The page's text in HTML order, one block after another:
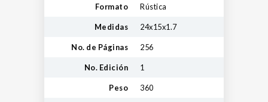
Formato Rústica
Medidas 24x15x1.7
No. de Páginas 256
No. Edición 1
Peso 360